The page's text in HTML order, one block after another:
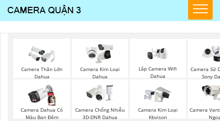
Camera Thân Lớn
Dahua
Camera Kim Loại
Dahua
Lắp Camera Wifi
Dahua
Camera Sử
Sony
Camera Dahua Có
Màu Ban Đêm
Camera Chống Nhiễu
3D-DNR Dahua
Camera Kim Loại
Kbvison
Camera